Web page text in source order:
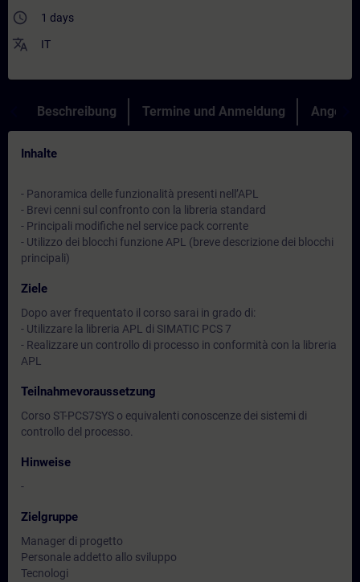
access_time 1 days
translate IT
Beschreibung Termine und Anmeldung Angebot
Inhalte
- Panoramica delle funzionalità presenti nell’APL
- Brevi cenni sul confronto con la libreria standard
- Principali modifiche nel service pack corrente
- Utilizzo dei blocchi funzione APL (breve descrizione dei blocchi
principali)
Ziele
Dopo aver frequentato il corso sarai in grado di:
- Utilizzare la libreria APL di SIMATIC PCS 7
- Realizzare un controllo di processo in conformità con la libreria
APL
Teilnahmevoraussetzung
Corso ST-PCS7SYS o equivalenti conoscenze dei sistemi di
controllo del processo.
Hinweise
-
Zielgruppe
Manager di progetto
Personale addetto allo sviluppo
Tecnologi